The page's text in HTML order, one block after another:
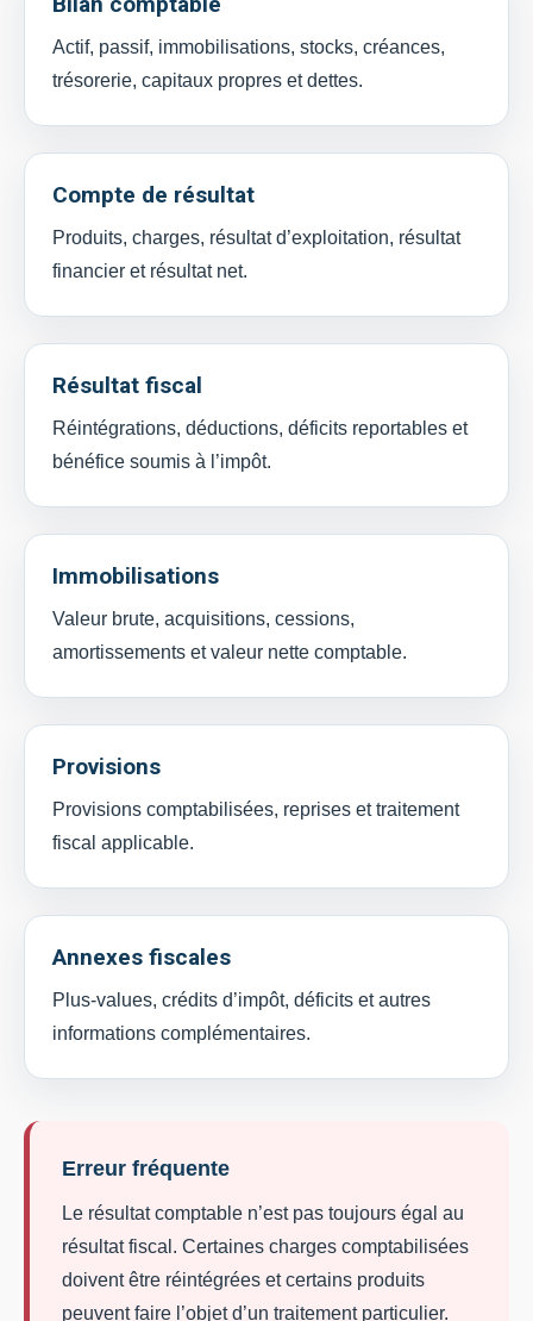
Actif, passif, immobilisations, stocks, créances,
trésorerie, capitaux propres et dettes.
Compte de résultat
Produits, charges, résultat d’exploitation, résultat
financier et résultat net.
Résultat fiscal
Réintégrations, déductions, déficits reportables et
bénéfice soumis à l’impôt.
Immobilisations
Valeur brute, acquisitions, cessions,
amortissements et valeur nette comptable.
Provisions
Provisions comptabilisées, reprises et traitement
fiscal applicable.
Annexes fiscales
Plus-values, crédits d’impôt, déficits et autres
informations complémentaires.
Erreur fréquente
Le résultat comptable n’est pas toujours égal au
résultat fiscal. Certaines charges comptabilisées
doivent être réintégrées et certains produits
peuvent faire l’objet d’un traitement particulier.